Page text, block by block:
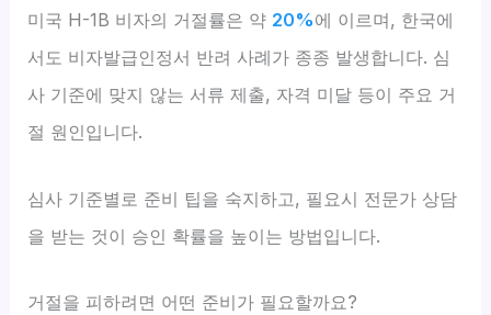
미국 H-1B 비자의 거절률은 약 20%에 이르며, 한국에
서도 비자발급인정서 반려 사례가 종종 발생합니다. 심
사 기준에 맞지 않는 서류 제출, 자격 미달 등이 주요 거
절 원인입니다.
심사 기준별로 준비 팁을 숙지하고, 필요시 전문가 상담
을 받는 것이 승인 확률을 높이는 방법입니다.
거절을 피하려면 어떤 준비가 필요할까요?